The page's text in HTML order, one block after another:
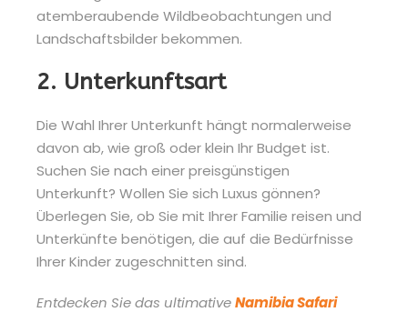
atemberaubende Wildbeobachtungen und
Landschaftsbilder bekommen.
2. Unterkunftsart
Die Wahl Ihrer Unterkunft hängt normalerweise
davon ab, wie groß oder klein Ihr Budget ist.
Suchen Sie nach einer preisgünstigen
Unterkunft? Wollen Sie sich Luxus gönnen?
Überlegen Sie, ob Sie mit Ihrer Familie reisen und
Unterkünfte benötigen, die auf die Bedürfnisse
Ihrer Kinder zugeschnitten sind.
Entdecken Sie das ultimativeNamibia Safari